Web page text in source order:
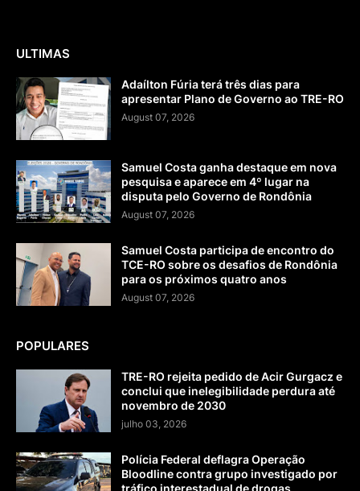
ULTIMAS
Adaílton Fúria terá três dias para
apresentar Plano de Governo ao TRE-RO
August 07, 2026
Samuel Costa ganha destaque em nova
pesquisa e aparece em 4º lugar na
disputa pelo Governo de Rondônia
August 07, 2026
Samuel Costa participa de encontro do
TCE-RO sobre os desafios de Rondônia
para os próximos quatro anos
August 07, 2026
POPULARES
TRE-RO rejeita pedido de Acir Gurgacz e
conclui que inelegibilidade perdura até
novembro de 2030
julho 03, 2026
Polícia Federal deflagra Operação
Bloodline contra grupo investigado por